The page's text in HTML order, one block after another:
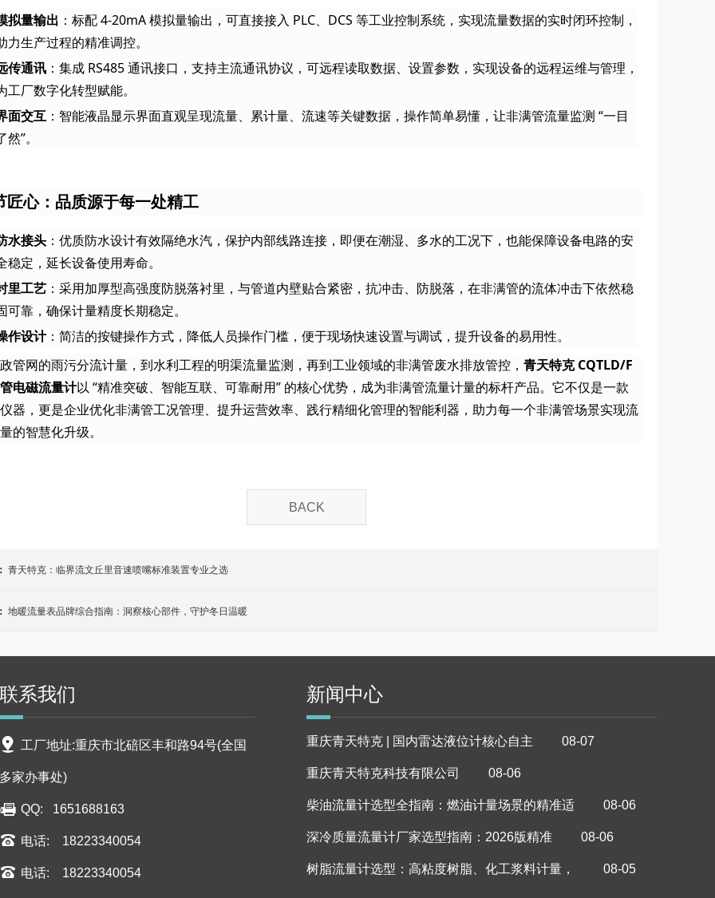
拟量输出 ：标配 4-20mA 模拟量输出，可直接接入 PLC、DCS 等工业控制系统，实现流量数据的实时闭环控制，
力生产过程的精准调控。
传通讯 ：集成 RS485 通讯接口，支持主流通讯协议，可远程读取数据、设置参数，实现设备的远程运维与管理，
工厂数字化转型赋能。
面交互 ：智能液晶显示界面直观呈现流量、累计量、流速等关键数据，操作简单易懂，让非满管流量监测 “一目
然”。
匠心：品质源于每一处精工
水接头 ：优质防水设计有效隔绝水汽，保护内部线路连接，即便在潮湿、多水的工况下，也能保障设备电路的安
稳定，延长设备使用寿命。
里工艺 ：采用加厚型高强度防脱落衬里，与管道内壁贴合紧密，抗冲击、防脱落，在非满管的流体冲击下依然稳
可靠，确保计量精度长期稳定。
作设计：简洁的按键操作方式，降低人员操作门槛，便于现场快速设置与调试，提升设备的易用性。
管网的雨污分流计量，到水利工程的明渠流量监测，再到工业领域的非满管废水排放管控， 青天特克 CQTLD/F
电磁流量计以 “精准突破、智能互联、可靠耐用” 的核心优势，成为非满管流量计量的标杆产品。它不仅是一款
器，更是企业优化非满管工况管理、提升运营效率、践行精细化管理的智能利器，助力每一个非满管场景实现流
的智慧化升级。
BACK
青天特克：临界流文丘里音速喷嘴标准装置专业之选
地暖流量表品牌综合指南：洞察核心部件，守护冬日温暖
联系我们
工厂地址:重庆市北碚区丰和路94号(全国
多家办事处)
QQ: 1651688163
电话: 18223340054
电话: 18223340054
新闻中心
重庆青天特克 | 国内雷达液位计核心自主 08-07
重庆青天特克科技有限公司 08-06
柴油流量计选型全指南：燃油计量场景的精准适 08-06
深冷质量流量计厂家选型指南：2026版精准 08-06
树脂流量计选型：高粘度树脂、化工浆料计量， 08-05